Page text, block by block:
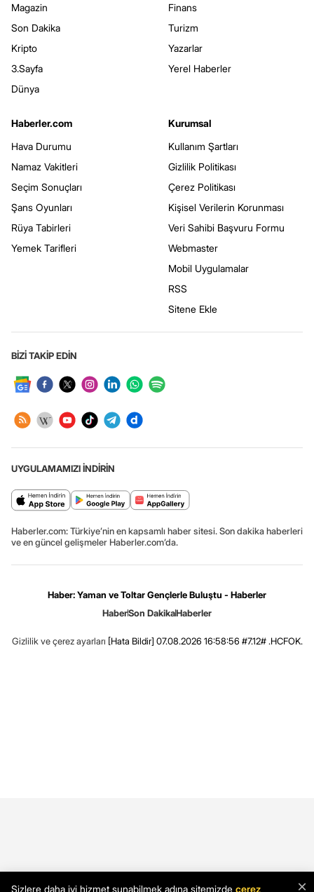
Magazin
Son Dakika
Kripto
3.Sayfa
Dünya
Finans
Turizm
Yazarlar
Yerel Haberler
Haberler.com
Hava Durumu
Namaz Vakitleri
Seçim Sonuçları
Şans Oyunları
Rüya Tabirleri
Yemek Tarifleri
Kurumsal
Kullanım Şartları
Gizlilik Politikası
Çerez Politikası
Kişisel Verilerin Korunması
Veri Sahibi Başvuru Formu
Webmaster
Mobil Uygulamalar
RSS
Sitene Ekle
BİZİ TAKİP EDİN
UYGULAMAMIZI İNDİRİN
Haberler.com: Türkiye’nin en kapsamlı haber sitesi. Son dakika haberleri
ve en güncel gelişmeler Haberler.com’da.
Haber: Yaman ve Toltar Gençlerle Buluştu - Haberler
HaberSon DakikaHaberler
Gizlilik ve çerez ayarları [Hata Bildir] 07.08.2026 16:58:56 #7.12# .HCFOK.
×
Sizlere daha iyi hizmet sunabilmek adına sitemizde çerez